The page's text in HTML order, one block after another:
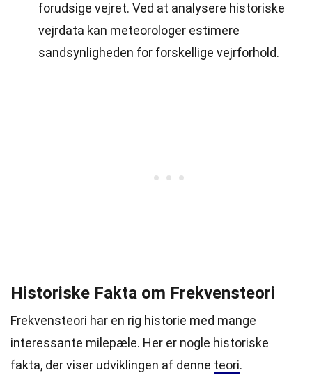
forudsige vejret. Ved at analysere historiske
vejrdata kan meteorologer estimere
sandsynligheden for forskellige vejrforhold.
Historiske Fakta om Frekvensteori
Frekvensteori har en rig historie med mange
interessante milepæle. Her er nogle historiske
fakta, der viser udviklingen af denne teori.